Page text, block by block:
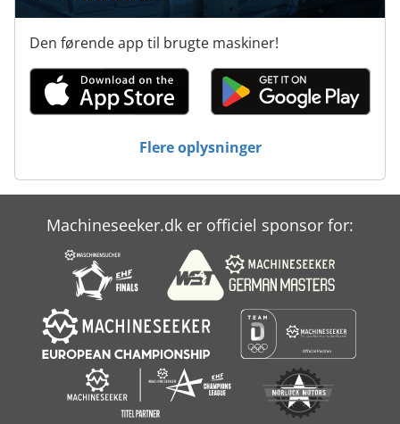
Hardi Tz 2400
Hassia Dk 300
Hassia Dkl 300
Kverneland Cld
Niemeyer Delta 2
Topcon Rl Hb
Den førende app til brugte maskiner!
Flere oplysninger
Machineseeker.dk er officiel sponsor for: